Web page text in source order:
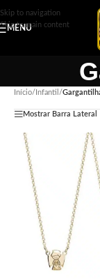
Skip to navigation
Skip to main content
MENU
Início/ Infantil /
Mostrar Barra Lateral